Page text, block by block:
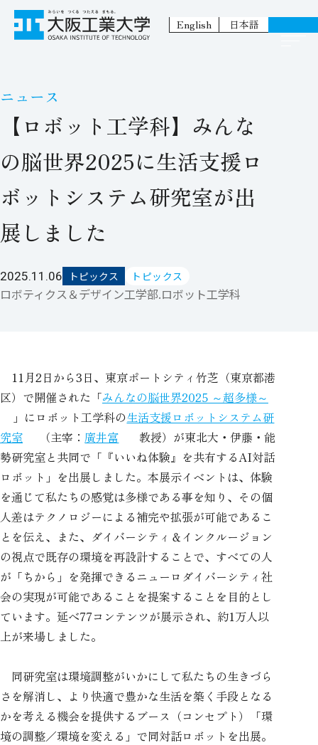
English 日本語
ニュース
【ロボット工学科】みんな
の脳世界2025に生活支援ロ
ボットシステム研究室が出
展しました
2025.11.06 トピックス トピックス
ロボティクス＆デザイン工学部.ロボット工学科
11月2日から3日、東京ポートシティ竹芝（東京都港
区）で開催された「みんなの脳世界2025 ～超多様～
」にロボット工学科の生活支援ロボットシステム研
究室
（主宰： 廣井富
教授）が東北大・伊藤・能
勢研究室と共同で「『いいね体験』を共有するAI対話
ロボット」を出展しました。本展示イベントは、体験
を通じて私たちの感覚は多様である事を知り、その個
人差はテクノロジーによる補完や拡張が可能であるこ
とを伝え、また、ダイバーシティ＆インクルージョン
の視点で既存の環境を再設計することで、すべての人
が「ちから」を発揮できるニューロダイバーシティ社
会の実現が可能であることを提案することを目的とし
ています。延べ77コンテンツが展示され、約1万人以
上が来場しました。
同研究室は環境調整がいかにして私たちの生きづら
さを解消し、より快適で豊かな生活を築く手段となる
かを考える機会を提供するブース（コンセプト）「環
境の調整／環境を変える」で同対話ロボットを出展。